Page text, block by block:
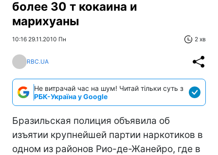
более 30 т кокаина и
марихуаны
10:16 29.11.2010 Пн 2 хв
RBC.UA
Не витрачай час на шум! Читай тільки суть з
РБК-Україна у Google
Бразильская полиция объявила об
изъятии крупнейшей партии наркотиков в
одном из районов Рио-де-Жанейро, где в